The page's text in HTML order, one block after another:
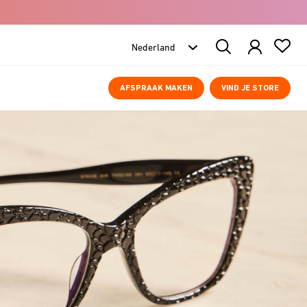
Search
Products
AFSPRAAK MAKEN VIND JE STORE